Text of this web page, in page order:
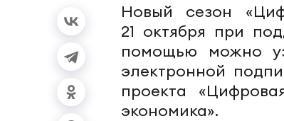
Новый сезон
21 октября при
помощью можно
электронной
проекта
экономика».